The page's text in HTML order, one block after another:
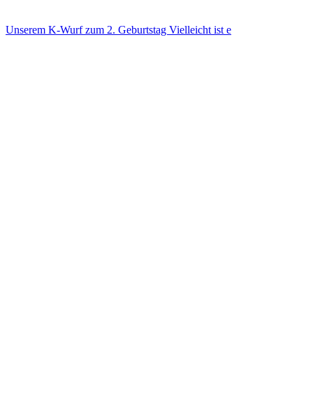
Unse­rem K-Wurf zum 2. Geburts­tag Viel­leicht ist e